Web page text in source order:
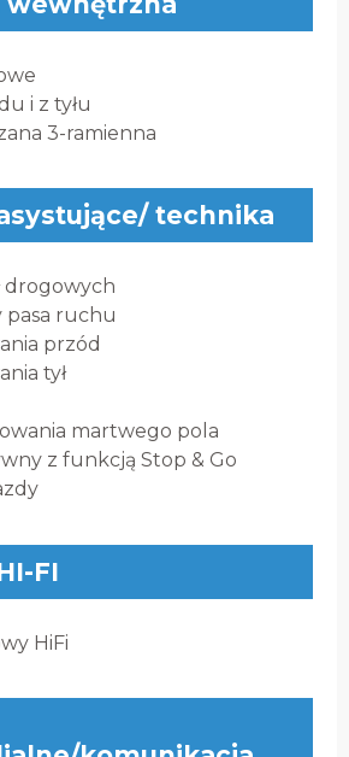
i z tyłu
3-ramienna
technika
drogowych
pasa ruchu
przód
tył
martwego pola
z funkcją Stop & Go
FI
HiFi